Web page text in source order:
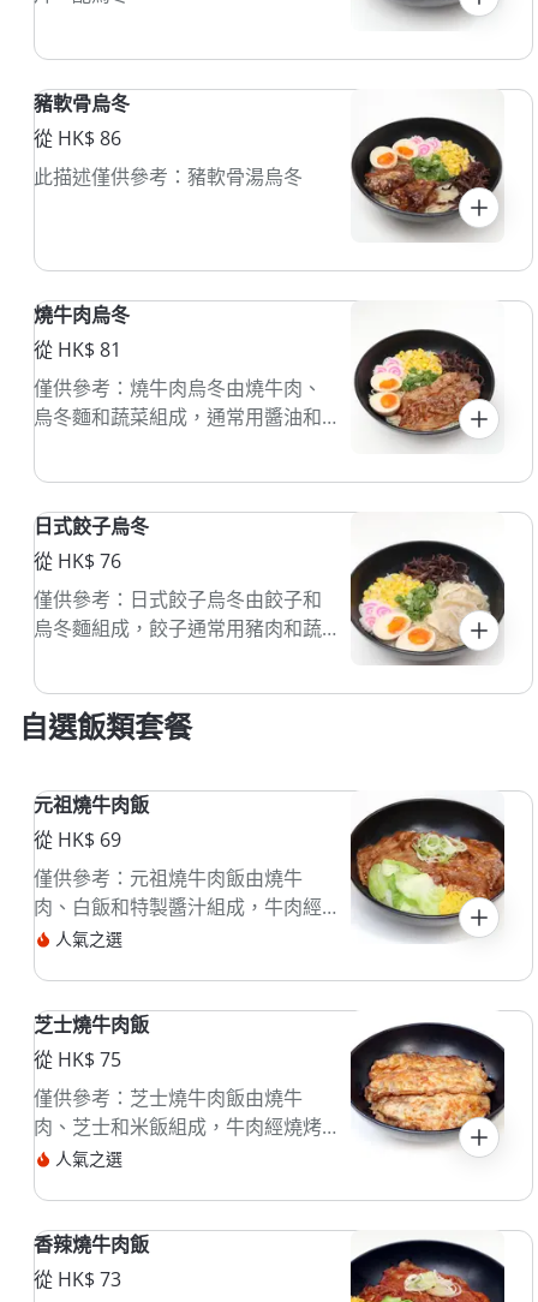
豬軟骨烏冬
從 HK$ 86
此描述僅供參考：豬軟骨湯烏冬
燒牛肉烏冬
從 HK$ 81
僅供參考：燒牛肉烏冬由燒牛肉、
烏冬麵和蔬菜組成，通常用醬油和
湯底或清湯，源自日本料理。
日式餃子烏冬
從 HK$ 76
僅供參考：日式餃子烏冬由餃子和
烏冬麵組成，餃子通常用豬肉和蔬
醬油和蔥花，常見於日本家庭餐
桌。
自選飯類套餐
元祖燒牛肉飯
從 HK$ 69
僅供參考：元祖燒牛肉飯由燒牛
肉、白飯和特製醬汁組成，牛肉經
燒烤後切片，搭配香濃醬汁，口感
豐富。這道菜常見於香港，通常配
人氣之選
芝士燒牛肉飯
從 HK$ 75
僅供參考：芝士燒牛肉飯由燒牛
肉、芝士和米飯組成，牛肉經燒烤
後切片，配上融化芝士。這道菜通
常搭配沙律或醬汁，口感豐富，適
人氣之選
香辣燒牛肉飯
從 HK$ 73